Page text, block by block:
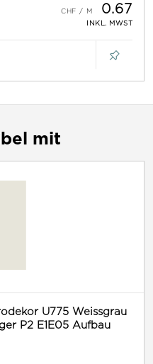
0.67
INKL. MWST
mit
U775 Weissgrau
P2 E1E05 Aufbau